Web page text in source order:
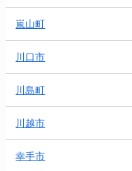
嵐山町
川口市
川島町
川越市
幸手市